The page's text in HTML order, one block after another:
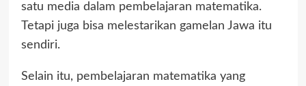
satu media dalam pembelajaran matematika.
Tetapi juga bisa melestarikan gamelan Jawa itu
sendiri.
Selain itu, pembelajaran matematika yang